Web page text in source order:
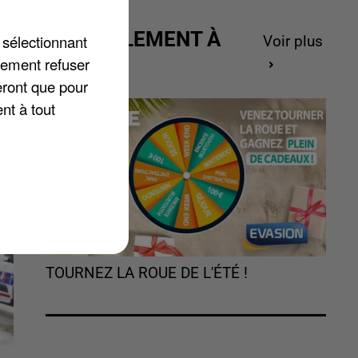
ACTUELLEMENT À
GAGNER
Voir plus
TOURNEZ LA ROUE DE L'ÉTÉ !
refuser
que pour
à tout